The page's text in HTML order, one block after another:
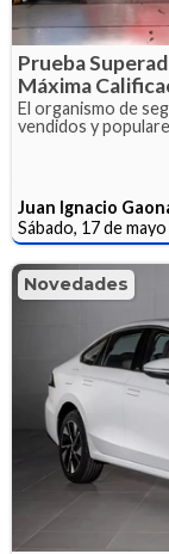
Prueba
Máxima
El organismo de
vendidos y
Juan Ignacio
Sábado, 17 de
Novedades